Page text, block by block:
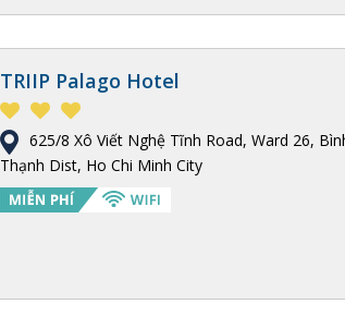
TRIIP Palago Hotel
625/8 Xô Viết Nghệ Tĩnh Road, Ward 26,
Thạnh Dist, Ho Chi Minh City